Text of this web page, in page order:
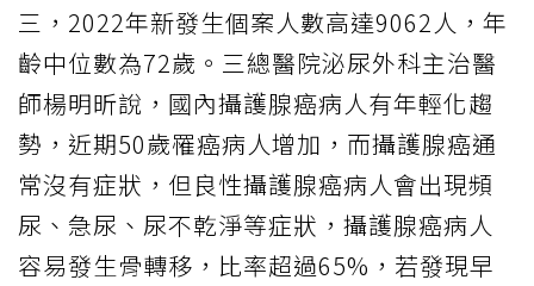
三，2022年新發生個案人數高達9062人，年
齡中位數為72歲。三總醫院泌尿外科主治醫
師楊明昕說，國內攝護腺癌病人有年輕化趨
勢，近期50歲罹癌病人增加，而攝護腺癌通
常沒有症狀，但良性攝護腺癌病人會出現頻
尿、急尿、尿不乾淨等症狀，攝護腺癌病人
容易發生骨轉移，比率超過65%，若發現早